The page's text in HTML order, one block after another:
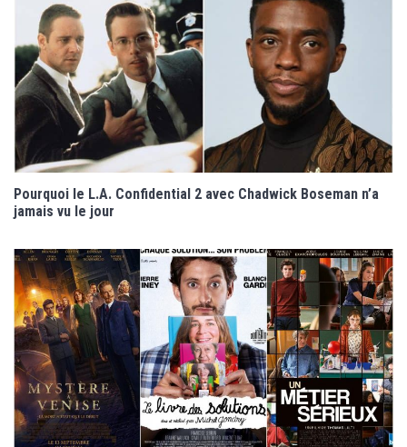
Pourquoi le L.A. Confidential 2 avec Chadwick Boseman n’a
jamais vu le jour